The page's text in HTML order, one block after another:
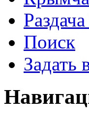
Поиск
Задать